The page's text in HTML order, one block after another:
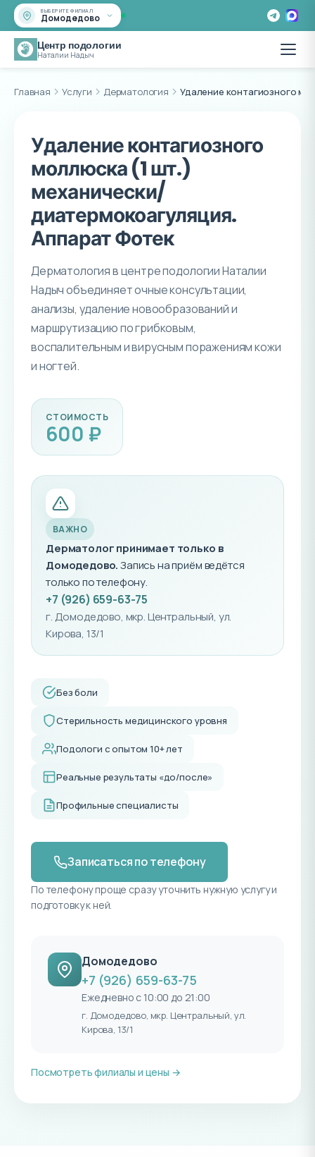
ВЫБЕРИТЕ ФИЛИАЛ
Домодедово
Центр подологии
Наталии Надыч
Главная Услуги Дерматология Удаление контагиозного
Удаление контагиозного
моллюска (1 шт.)
механически/
диатермокоагуляция.
Аппарат Фотек
Дерматология в центре подологии Наталии
Надыч объединяет очные консультации,
анализы, удаление новообразований и
маршрутизацию по грибковым,
воспалительным и вирусным поражениям кожи
и ногтей.
СТОИМОСТЬ
600 ₽
ВАЖНО
Дерматолог принимает только в
Домодедово.Запись на приём ведётся
только по телефону.
+7 (926) 659-63-75
г. Домодедово, мкр. Центральный, ул.
Кирова, 13/1
Без боли
Стерильность медицинского уровня
Подологи с опытом 10+ лет
Реальные результаты «до/после»
Профильные специалисты
Записаться по телефону
По телефону проще сразу уточнить нужную услугу и
подготовку к ней.
Домодедово
+7 (926) 659-63-75
Ежедневно с 10:00 до 21:00
г. Домодедово, мкр. Центральный, ул.
Кирова, 13/1
Посмотреть филиалы и цены →